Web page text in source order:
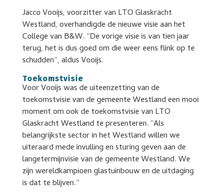
Jacco Vooijs, voorzitter van LTO Glaskracht
Westland, overhandigde de nieuwe visie aan het
College van B&W. “De vorige visie is van tien jaar
terug, het is dus goed om die weer eens flink op te
schudden”, aldus Vooijs.
Toekomstvisie
Voor Vooijs was de uiteenzetting van de
toekomstvisie van de gemeente Westland een mooi
moment om ook de toekomstvisie van LTO
Glaskracht Westland te presenteren. “Als
belangrijkste sector in het Westland willen we
uiteraard mede invulling en sturing geven aan de
langetermijnvisie van de gemeente Westland. We
zijn wereldkampioen glastuinbouw en de uitdaging
is dat te blijven.”